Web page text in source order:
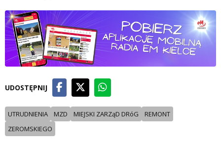
UDOSTĘPNIJ
UTRUDNIENIA MZD MIEJSKI ZARZąD DRóG
REMONT
ZEROMSKIEGO